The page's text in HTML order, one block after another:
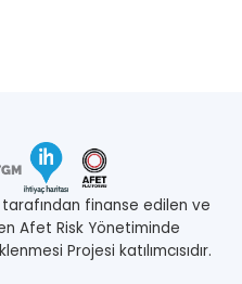
finanse edilen ve
Afet Risk Yönetiminde
Projesi katılımcısıdır.